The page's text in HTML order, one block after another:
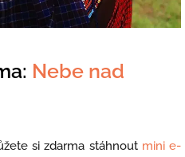
Nebe nad
si zdarma stáhnout mini e-